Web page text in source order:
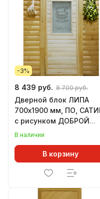
-3%
8 439 руб. 8 700 руб.
Дверной блок ЛИПА
700х1900 мм, ПО,
с рисунком ДОБРОЙ
БАНЬКИ
В наличии
В корзину